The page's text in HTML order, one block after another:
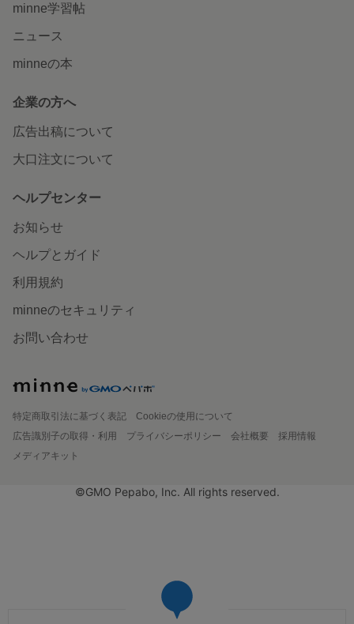
minne学習帖
ニュース
minneの本
企業の方へ
広告出稿について
大口注文について
ヘルプセンター
お知らせ
ヘルプとガイド
利用規約
minneのセキュリティ
お問い合わせ
特定商取引法に基づく表記
Cookieの使用について
広告識別子の取得・利用
プライバシーポリシー 会社概要
採用情報
メディアキット
©GMO Pepabo, Inc. All rights reserved.